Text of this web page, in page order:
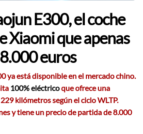
E300, el coche
Xiaomi que apenas
euros
ya está disponible en el mercado chino.
100% eléctricoque ofrece una
kilómetros según el ciclo WLTP.
y tiene un precio de partida de 8.000